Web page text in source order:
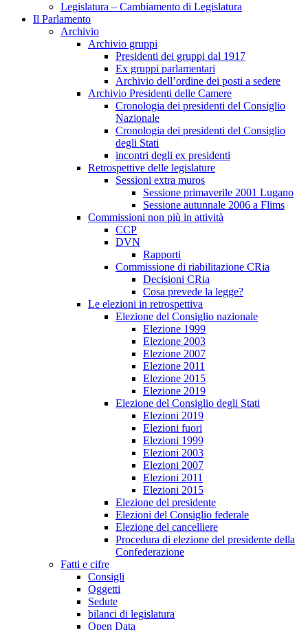
Legislatura – Cambiamento di Legislatura
Il Parlamento
Archivio
Archivio gruppi
Presidenti dei gruppi dal 1917
Ex gruppi parlamentari
Archivio dell’ordine dei posti a sedere
Archivio Presidenti delle Camere
Cronologia dei presidenti del Consiglio
Nazionale
Cronologia dei presidenti del Consiglio
degli Stati
incontri degli ex presidenti
Retrospettive delle legislature
Sessioni extra muros
Sessione primaverile 2001 Lugano
Sessione autunnale 2006 a Flims
Commissioni non più in attività
CCP
DVN
Rapporti
Commissione di riabilitazione CRia
Decisioni CRia
Cosa prevede la legge?
Le elezioni in retrospettiva
Elezione del Consiglio nazionale
Elezione 1999
Elezione 2003
Elezione 2007
Elezione 2011
Elezione 2015
Elezione 2019
Elezione del Consiglio degli Stati
Elezioni 2019
Elezioni fuori
Elezioni 1999
Elezioni 2003
Elezioni 2007
Elezioni 2011
Elezioni 2015
Elezione del presidente
Elezioni del Consiglio federale
Elezione del cancelliere
Procedura di elezione del presidente della
Confederazione
Fatti e cifre
Consigli
Oggetti
Sedute
bilanci di legislatura
Open Data